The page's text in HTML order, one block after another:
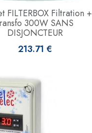
FILTERBOX Filtration +
300W SANS
DISJONCTEUR
213.71 €